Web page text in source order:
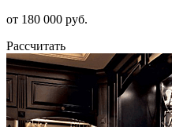
от 180 000 руб.
Рассчитать